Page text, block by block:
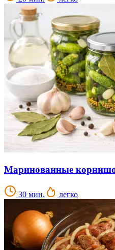
Маринованные
30 мин. легко